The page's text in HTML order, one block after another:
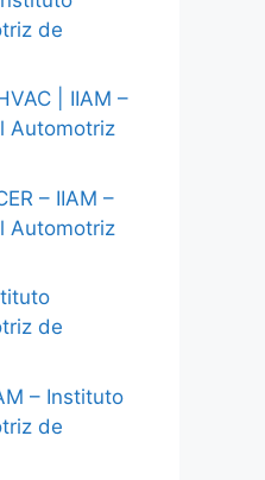
de
| IIAM –
Automotriz
– IIAM –
Automotriz
de
– Instituto
de